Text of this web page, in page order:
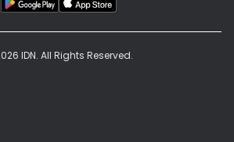
IDN. All Rights Reserved.